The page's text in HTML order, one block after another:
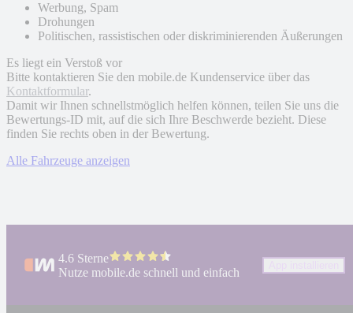
Werbung, Spam
Drohungen
Politischen, rassistischen oder diskriminierenden Äußerungen
Es liegt ein Verstoß vor
Bitte kontaktieren Sie den mobile.de Kundenservice über das
Kontaktformular.
Damit wir Ihnen schnellstmöglich helfen können, teilen Sie uns die
Bewertungs-ID mit, auf die sich Ihre Beschwerde bezieht. Diese
finden Sie rechts oben in der Bewertung.
Alle Fahrzeuge anzeigen
4.6 Sterne
Nutze mobile.de schnell und einfach